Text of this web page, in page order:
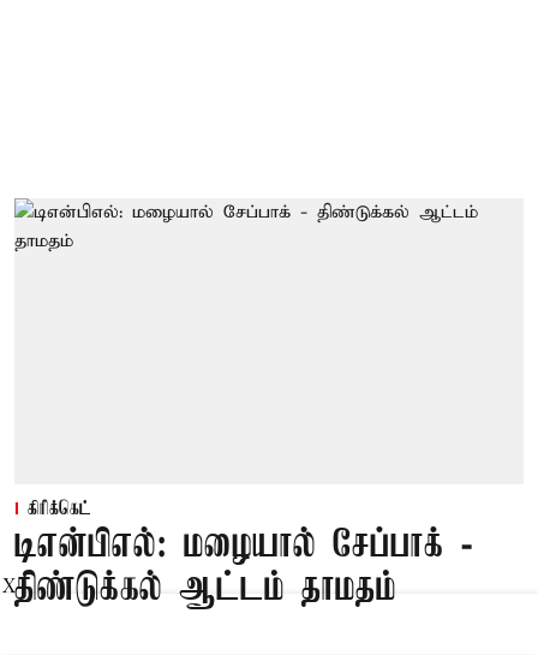
கிரிக்கெட்
டிஎன்பிஎல்: மழையால் சேப்பாக் -
திண்டுக்கல் ஆட்டம் தாமதம்
X